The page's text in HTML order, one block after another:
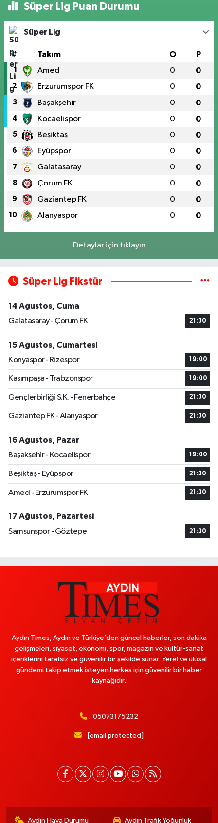
Süper Lig Puan Durumu
Süper Lig
# Takım O P
1 Amed 0 0
2 Erzurumspor FK 0 0
3 Başakşehir 0 0
4 Kocaelispor 0 0
5 Beşiktaş 0 0
6 Eyüpspor 0 0
7 Galatasaray 0 0
8 Çorum FK 0 0
9 Gaziantep FK 0 0
10 Alanyaspor 0 0
Detaylar için tıklayın
Süper Lig Fikstür
14 Ağustos, Cuma
Galatasaray - Çorum FK
21:30
15 Ağustos, Cumartesi
Konyaspor - Rizespor
19:00
Kasımpaşa - Trabzonspor 19:00
Gençlerbirliği S.K. - Fenerbahçe 21:30
Gaziantep FK - Alanyaspor 21:30
16 Ağustos, Pazar
Başakşehir - Kocaelispor
19:00
Beşiktaş - Eyüpspor 21:30
Amed - Erzurumspor FK 21:30
17 Ağustos, Pazartesi
Samsunspor - Göztepe
21:30
Aydın Times, Aydın ve Türkiye’den güncel haberler, son dakika
gelişmeleri, siyaset, ekonomi, spor, magazin ve kültür-sanat
içeriklerini tarafsız ve güvenilir bir şekilde sunar. Yerel ve ulusal
gündemi takip etmek isteyen herkes için güvenilir bir haber
kaynağıdır.
05073175232
[email protected]
Aydın Hava Durumu Aydın Trafik Yoğunluk